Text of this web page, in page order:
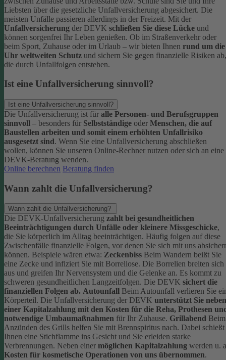
Liebsten über die gesetzliche Unfallversicherung abgesichert. Die
meisten Unfälle passieren allerdings in der Freizeit. Mit der
Unfallversicherung der DEVK schließen Sie diese Lücke und
können sorgenfrei Ihr Leben genießen. Ob im Straßenverkehr oder
beim Sport, Zuhause oder im Urlaub – wir bieten Ihnen rund um die
Uhr weltweiten Schutz und sichern Sie gegen finanzielle Risiken ab,
die durch Unfallfolgen entstehen.
Ist eine Unfallversicherung sinnvoll?
Ist eine Unfallversicherung sinnvoll?
Die Unfallversicherung ist für alle Personen- und Berufsgruppen
sinnvoll – besonders für Selbstständige oder Menschen, die auf
Baustellen arbeiten und somit einem erhöhten Unfallrisiko
ausgesetzt sind. Wenn Sie eine Unfallversicherung abschließen
wollen, können Sie unseren Online-Rechner nutzen oder sich an eine
DEVK-Beratung wenden.
Online berechnen Beratung finden
Wann zahlt die Unfallversicherung?
Wann zahlt die Unfallversicherung?
Die DEVK-Unfallversicherung zahlt bei gesundheitlichen
Beeinträchtigungen durch Unfälle oder kleinere Missgeschicke,
die Sie körperlich im Alltag beeinträchtigen. Häufig folgen auf diese
Zwischenfälle finanzielle Folgen, vor denen Sie sich mit uns
können. Beispiele wären etwa: Zeckenbiss Beim Wandern beißt Sie
eine Zecke und infiziert Sie mit Borreliose. Die Borrelien breiten sich
aus und greifen Ihr Nervensystem und die Gelenke an. Es kommt zu
schweren gesundheitlichen Langzeitfolgen. Die DEVK sichert die
finanziellen Folgen ab. Autounfall Beim Autounfall verlieren Sie
Körperteil. Die Unfallversicherung der DEVK unterstützt Sie neben
einer Kapitalzahlung mit den Kosten für die Reha, Prothesen
notwendige Umbaumaßnahmen für Ihr Zuhause. Grillabend Beim
Anzünden des Grills helfen Sie mit Brennspiritus nach. Dabei schießt
Ihnen eine Stichflamme ins Gesicht und Sie erleiden starke
Verbrennungen. Neben einer möglichen Kapitalzahlung werden u.
Kosten für kosmetische Operationen von uns übernommen.